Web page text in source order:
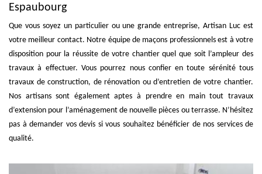
Espaubourg
Que vous soyez un particulier ou une grande entreprise, Artisan Luc est
votre meilleur contact. Notre équipe de maçons professionnels est à votre
disposition pour la réussite de votre chantier quel que soit l’ampleur des
travaux à effectuer. Vous pourrez nous confier en toute sérénité tous
travaux de construction, de rénovation ou d’entretien de votre chantier.
Nos artisans sont également aptes à prendre en main tout travaux
d’extension pour l’aménagement de nouvelle pièces ou terrasse. N’hésitez
pas à demander vos devis si vous souhaitez bénéficier de nos services de
qualité.